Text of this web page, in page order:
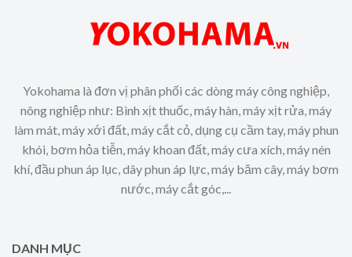
Yokohama là đơn vị phân phối các dòng máy công nghiệp,
nông nghiệp như: Bình xịt thuốc, máy hàn, máy xịt rửa, máy
làm mát, máy xới đất, máy cắt cỏ, dụng cụ cầm tay, máy phun
khói, bơm hỏa tiễn, máy khoan đất, máy cưa xích, máy nén
khí, đầu phun áp lục, dây phun áp lực, máy băm cây, máy bơm
nước, máy cắt góc,...
DANH MỤC